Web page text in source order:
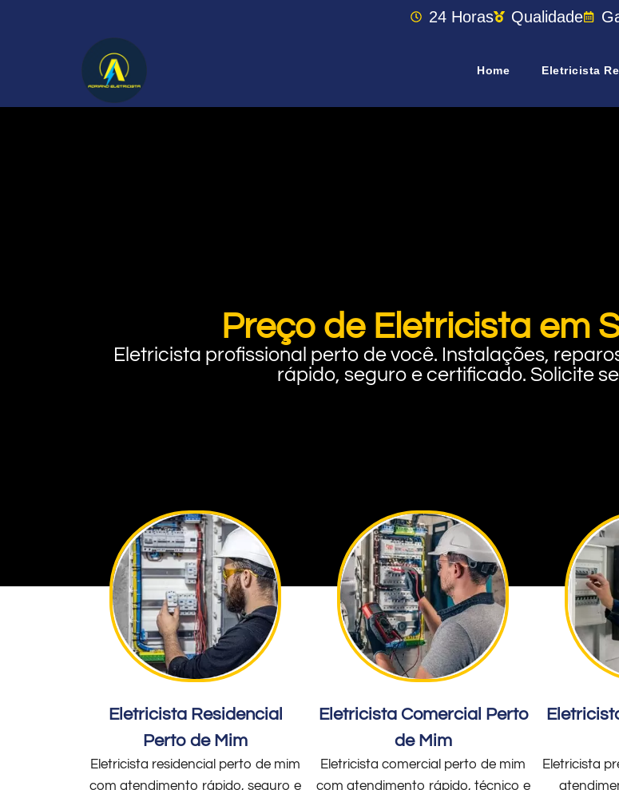
24 Horas Qualidade
Home Eletricista
Preço de Eletricista em
Eletricista profissional perto de você. Instalações,
rápido, seguro e certificado. Solicite
Eletricista Residencial
Perto de Mim
Eletricista residencial perto de mim
com atendimento rápido, seguro e
Eletricista Comercial Perto
de Mim
Eletricista comercial perto de mim
com atendimento rápido, técnico e
Eletricista